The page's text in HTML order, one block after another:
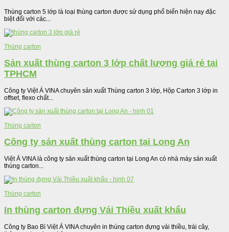
Thùng carton 5 lớp là loại thùng carton được sử dụng phổ biến hiện nay đặc
biệt đối với các...
Thùng carton
Sản xuất thùng carton 3 lớp chất lượng giá rẻ tại
TPHCM
Công ty Việt Á VINA chuyên sản xuất Thùng carton 3 lớp, Hộp Carton 3 lớp in
offset, flexo chất...
Thùng carton
Công ty sản xuất thùng carton tại Long An
Việt Á VINA là công ty sản xuất thùng carton tại Long An có nhà máy sản xuất
thùng carton...
Thùng carton
In thùng carton đựng Vải Thiều xuất khẩu
Công ty Bao Bì Việt Á VINA chuyên in thùng carton đựng vải thiều, trái cây,